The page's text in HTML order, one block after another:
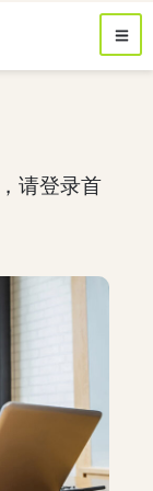
请登录首